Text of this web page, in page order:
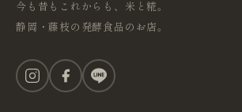
今も昔もこれからも、米と糀。
静岡・藤枝の発酵食品のお店。